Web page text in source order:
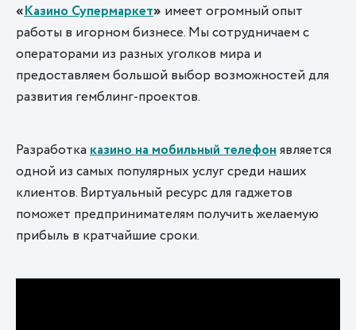
«Казино Супермаркет» имеет огромный опыт
работы в игорном бизнесе. Мы сотрудничаем с
операторами из разных уголков мира и
предоставляем большой выбор возможностей для
развития гемблинг-проектов.
Разработкаказино на мобильный телефонявляется
одной из самых популярных услуг среди наших
клиентов. Виртуальный ресурс для гаджетов
поможет предпринимателям получить желаемую
прибыль в кратчайшие сроки.